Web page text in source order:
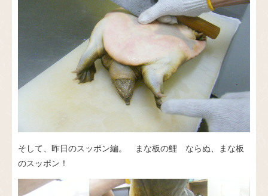
そして、昨日のスッポン編。 まな板の鯉 ならぬ、まな板
のスッポン！